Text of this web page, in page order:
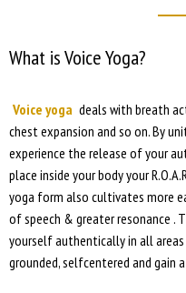
What is Voice Yoga?
Voice yoga deals with breath
chest expansion and so on. By
experience the release of your
place inside your body your
yoga form also cultivates more
of speech & greater resonance .
yourself authentically in all
grounded, selfcentered and gain